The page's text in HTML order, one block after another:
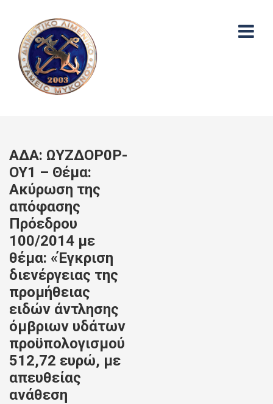
ΑΔΑ: ΩΥΖΔΟΡ0Ρ-
ΟΥ1 – Θέμα:
Ακύρωση της
απόφασης
Πρόεδρου
100/2014 με
θέμα: «Έγκριση
διενέργειας της
προμήθειας
ειδών άντλησης
όμβριων υδάτων
προϋπολογισμού
512,72 ευρώ, με
απευθείας
ανάθεση